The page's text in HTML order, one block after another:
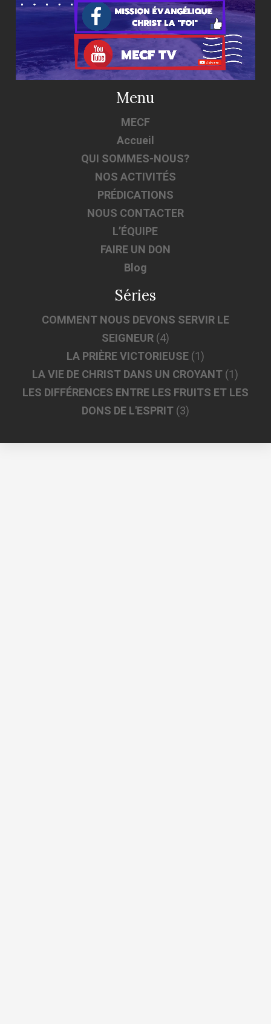
Menu
MECF
Accueil
QUI SOMMES-NOUS?
NOS ACTIVITÉS
PRÉDICATIONS
NOUS CONTACTER
L’ÉQUIPE
FAIRE UN DON
Blog
Séries
COMMENT NOUS DEVONS SERVIR LE
SEIGNEUR(4)
LA PRIÈRE VICTORIEUSE(1)
LA VIE DE CHRIST DANS UN CROYANT (1)
LES DIFFÉRENCES ENTRE LES FRUITS ET LES
DONS DE L'ESPRIT(3)